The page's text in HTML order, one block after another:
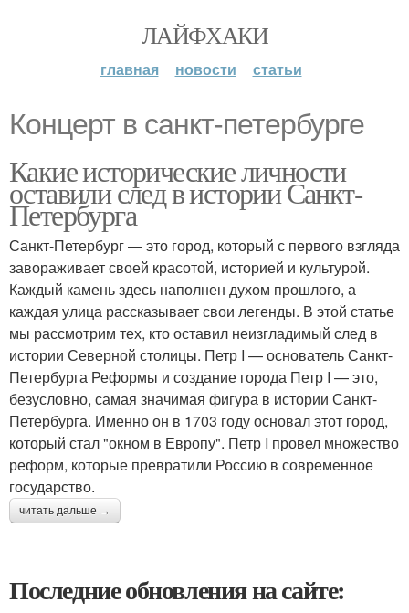
ЛАЙФХАКИ
главная новости статьи
Концерт в санкт-петербурге
Какие исторические личности
оставили след в истории Санкт-
Петербурга
Санкт-Петербург — это город, который с первого взгляда
завораживает своей красотой, историей и культурой.
Каждый камень здесь наполнен духом прошлого, а
каждая улица рассказывает свои легенды. В этой статье
мы рассмотрим тех, кто оставил неизгладимый след в
истории Северной столицы. Петр I — основатель Санкт-
Петербурга Реформы и создание города Петр I — это,
безусловно, самая значимая фигура в истории Санкт-
Петербурга. Именно он в 1703 году основал этот город,
который стал "окном в Европу". Петр I провел множество
реформ, которые превратили Россию в современное
государство.
читать дальше →
Последние обновления на сайте: